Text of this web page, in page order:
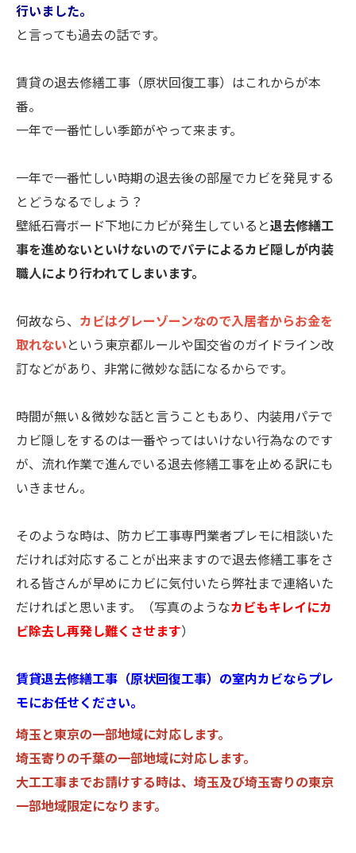
行いました。
と言っても過去の話です。
賃貸の退去修繕工事（原状回復工事）はこれからが本
番。
一年で一番忙しい季節がやって来ます。
一年で一番忙しい時期の退去後の部屋でカビを発見する
とどうなるでしょう？
壁紙石膏ボード下地にカビが発生していると退去修繕工
事を進めないといけないのでパテによるカビ隠しが内装
職人により行われてしまいます。
何故なら、 カビはグレーゾーンなので入居者からお金を
取れないという東京都ルールや国交省のガイドライン改
訂などがあり、非常に微妙な話になるからです。
時間が無い＆微妙な話と言うこともあり、内装用パテで
カビ隠しをするのは一番やってはいけない行為なのです
が、流れ作業で進んでいる退去修繕工事を止める訳にも
いきません。
そのような時は、防カビ工事専門業者プレモに相談いた
だければ対応することが出来ますので退去修繕工事をさ
れる皆さんが早めにカビに気付いたら弊社まで連絡いた
だければと思います。（写真のようなカビもキレイにカ
ビ除去し再発し難くさせます）
賃貸退去修繕工事（原状回復工事）の室内カビならプレ
モにお任せください。
埼玉と東京の一部地域に対応します。
埼玉寄りの千葉の一部地域に対応します。
大工工事までお請けする時は、埼玉及び埼玉寄りの東京
一部地域限定になります。